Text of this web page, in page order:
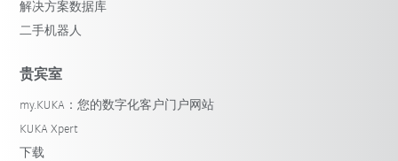
解决方案数据库
二手机器人
贵宾室
my.KUKA：您的数字化客户门户网站
KUKA Xpert
下载